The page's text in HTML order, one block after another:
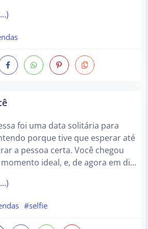
foi uma data solitária para
porque tive que esperar até
a pessoa certa. Você chegou
ideal, e, de agora em di…
#selfie